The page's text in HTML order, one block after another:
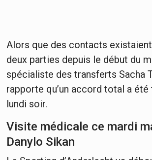
Alors que des contacts
deux parties depuis le début du
spécialiste des transferts Sacha
rapporte qu’un accord total a
lundi soir.
Visite médicale ce mardi
Danylo Sikan